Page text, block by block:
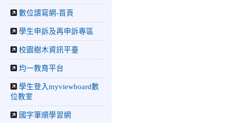
台：揮別童年迎向青春 中
正國小畢業師生自製畢業歌
曲
2026-06-10 教育廣播電
台：尋覓歷史記憶 花蓮中
正國小社團體驗闖關探索歷
史
2026-04-30 讓愛閃閃發
光！中正國小「小老闆大市
集」愛心捐助光復國小
數位讀寫網-首頁
學生申訴及再申訴專區
校園樹木資訊平臺
均一教育平台
學生登入myviewboard數
位教室
國字筆順學習網